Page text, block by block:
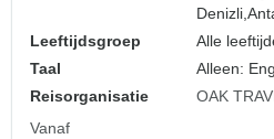
Denizli,
Leeftijdsgroep
Alle
Taal
Alleen:
Reisorganisatie
OAK
Vanaf